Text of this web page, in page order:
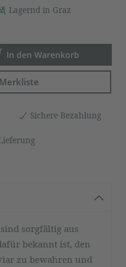
Lagernd in Graz
Anzahl: Gib den
In den Warenkorb
Sichere Bezahlung
sorgfältig aus
bekannt ist, den
zu bewahren und